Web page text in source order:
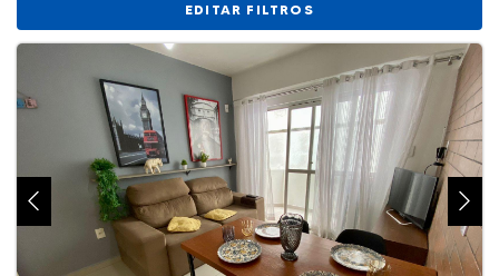
EDITAR FILTROS